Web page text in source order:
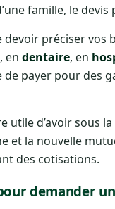
famille, le
préciser vos
, en dentaire, en
payer pour des
utile d’avoir sous
et la nouvelle
des cotisations.
demander